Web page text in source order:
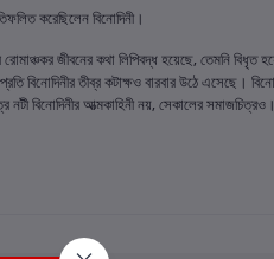
করেছিলেন বিনোদিনী।
জীবনের কথা লিপিবদ্ধ হয়েছে, তেমনি বিধৃত
বিনোদিনীর তীব্র কটাক্ষও বারবার উঠে এসেছে।
বিনোদিনীর আত্মকাহিনী নয়, সেকালের সমাজচিত্রও।